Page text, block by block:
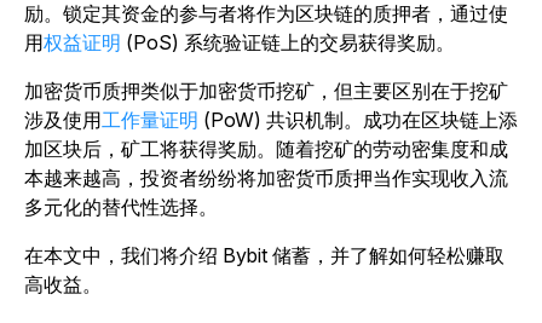
励。锁定其资金的参与者将作为区块链的质押者，通过使
用权益证明 (PoS) 系统验证链上的交易获得奖励。
加密货币质押类似于加密货币挖矿，但主要区别在于挖矿
涉及使用工作量证明 (PoW) 共识机制。成功在区块链上添
加区块后，矿工将获得奖励。随着挖矿的劳动密集度和成
本越来越高，投资者纷纷将加密货币质押当作实现收入流
多元化的替代性选择。
在本文中，我们将介绍 Bybit 储蓄，并了解如何轻松赚取
高收益。